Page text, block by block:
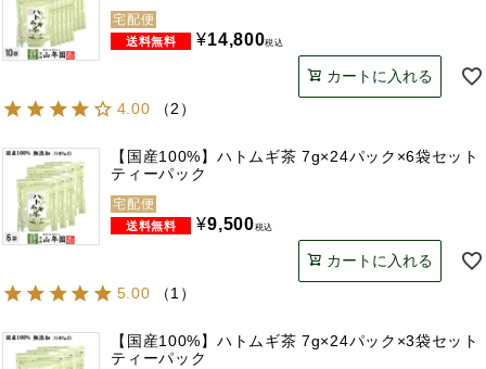
宅配便
¥14,800税込
カートに入れる
4.00
（2 ）
【国産100%】ハトムギ茶 7g×24パック×6袋セット
ティーパック
宅配便
¥9,500税込
カートに入れる
5.00
（1）
【国産100%】ハトムギ茶 7g×24パック×3袋セット
ティーパック